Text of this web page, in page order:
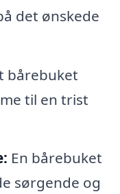
det ønskede
bårebuket
til en trist
En bårebuket
sørgende og